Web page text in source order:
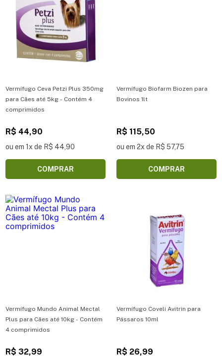
Vermífugo Ceva Petzi Plus 350mg
para Cães até 5kg - Contém 4
comprimidos
R$ 44,90
ou em 1x de R$ 44,90
COMPRAR
Vermífugo Biofarm Biozen para
Bovinos 1lt
R$ 115,50
ou em 2x de R$ 57,75
COMPRAR
Vermífugo Mundo Animal Mectal
Plus para Cães até 10kg - Contém
4 comprimidos
R$ 32,99
Vermífugo Coveli Avitrin para
Pássaros 10ml
R$ 26,99